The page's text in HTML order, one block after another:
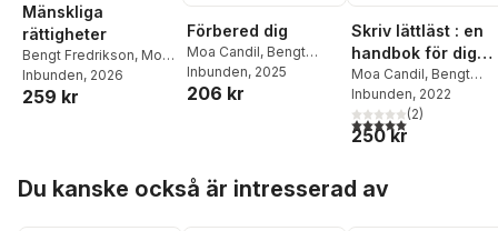
Mänskliga
rättigheter
Bengt Fredrikson, Moa
Candil
Inbunden, 2026
259 kr
Förbered dig
Moa Candil, Bengt
Fredrikson
Inbunden, 2025
206 kr
Skriv lättläst : en
handbok för dig
som vill bli
Moa Candil, Bengt
Fredrikson
Inbunden, 2022
5,0utav 5 stjärnor.
(2)
250 kr
Du kanske också är intresserad av